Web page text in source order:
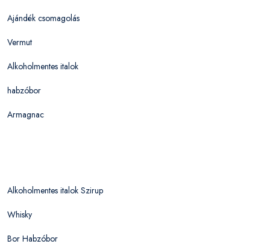
Ajándék csomagolás
Vermut
Alkoholmentes italok
habzóbor
Armagnac
Alkoholmentes italok Szirup
Whisky
Bor Habzóbor